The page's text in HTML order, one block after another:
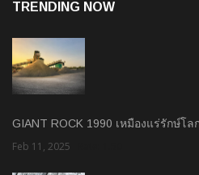
TRENDING NOW
GIANT ROCK 1990 เหมืองแร่รักษ์โ
Feb 11, 2025